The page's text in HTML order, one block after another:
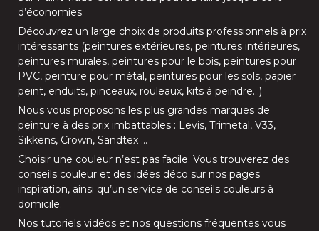
d’économies.
Découvrez un large choix de produits professionnels à prix
intéressants (peintures extérieures, peintures intérieures,
peintures murales, peintures pour le bois, peintures pour
PVC, peinture pour métal, peintures pour les sols, papier
peint, enduits, pinceaux, rouleaux, kits à peindre…)
Nous vous proposons les plus grandes marques de
peinture à des prix imbattables : Levis, Trimetal, V33,
Sikkens, Crown, Sandtex …
Choisir une couleur n’est pas facile. Vous trouverez des
conseils couleur et des idées déco sur nos pages
inspiration, ainsi qu’un service de conseils couleurs à
domicile.
Nos tutoriels vidéos et nos questions fréquentes vous